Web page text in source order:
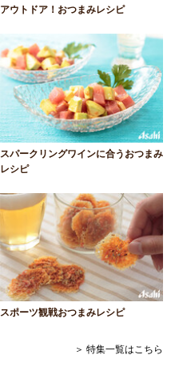
アウトドア！おつまみレシピ
スパークリングワインに合うおつまみ
レシピ
スポーツ観戦おつまみレシピ
＞ 特集一覧はこちら